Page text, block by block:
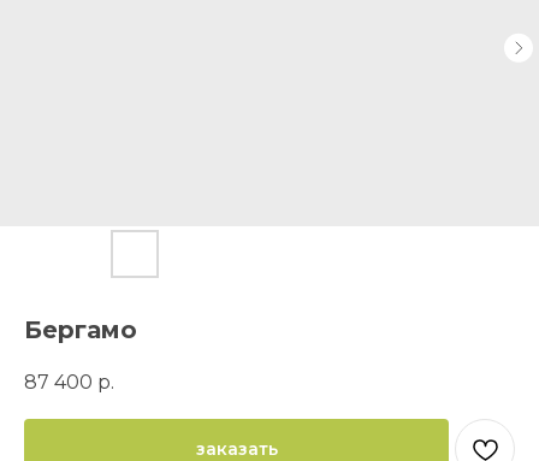
Бергамо
87 400 р.
заказать